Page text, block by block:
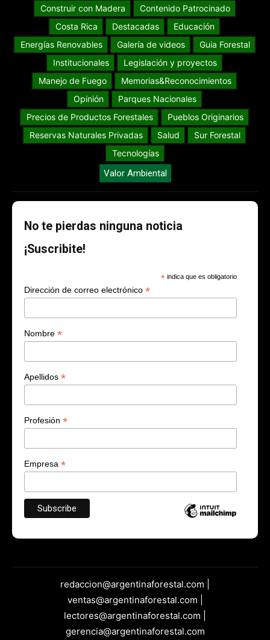
Construir con Madera
Contenido Patrocinado
Costa Rica
Destacadas
Educación
Energías Renovables
Galería de videos
Guia Forestal
Institucionales
Legislación y proyectos
Manejo de Fuego
Memorias&Reconocimientos
Opinión
Parques Nacionales
Precios de Productos Forestales
Pueblos Originarios
Reservas Naturales Privadas
Salud
Sur Forestal
Tecnologías
Valor Ambiental
No te pierdas ninguna noticia
¡Suscribite!
* indica que es obligatorio
Dirección de correo electrónico *
Nombre *
Apellidos *
Profesión *
Empresa *
redaccion@argentinaforestal.com |
ventas@argentinaforestal.com |
lectores@argentinaforestal.com |
gerencia@argentinaforestal.com